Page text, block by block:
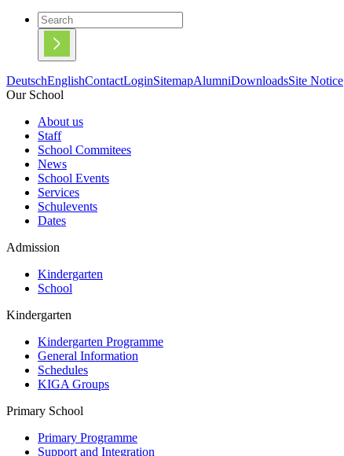
DeutschEnglishContactLoginSitemapAlumniDownloadsSite Notice
Our School
About us
Staff
School Commitees
News
School Events
Services
Schulevents
Dates
Admission
Kindergarten
School
Kindergarten
Kindergarten Programme
General Information
Schedules
KIGA Groups
Primary School
Primary Programme
Support and Integration